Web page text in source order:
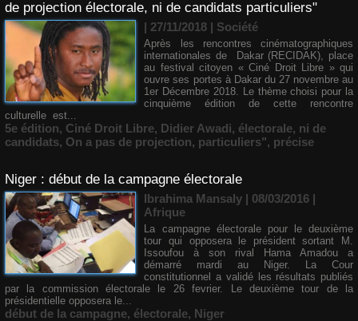
de projection électorale, ni de candidats particuliers"
| 27/11/2018 | Société
Après les rencontres cinématographiques
internationales de Dakar (RECIDAK), place
au festival citoyen « Ciné Droit Libre » qui
ouvre ses portes à Dakar du 27 novembre au
1er Décembre 2018. Le thème choisi pour la
cinquième édition de cette rencontre
culturelle est...
5e édition, Ciné Droit Libre, Didier Awadi, électorale, ni de
candidats, On a pas de projection, particuliers", précise
Niger : début de la campagne électorale
Ibrahima Mansaly | 08/03/2016 |
Afrique
La campagne électorale pour le deuxième
tour qui opposera le président sortant M.
Issoufou à son rival Hama Amadou a
démarré mardi au Niger. La Cour
constitutionnel a validé les résultats publiés
par la commission électorale le 26 fevrier. Le deuxième tour de la
présidentielle opposera le...
début de la campagne, électorale, Niger